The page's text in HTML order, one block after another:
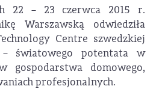
22 – 23 czerwca 2015 r.
Warszawską odwiedziła
Centre szwedzkiej
światowego potentata w
gospodarstwa domowego,
profesjonalnych.